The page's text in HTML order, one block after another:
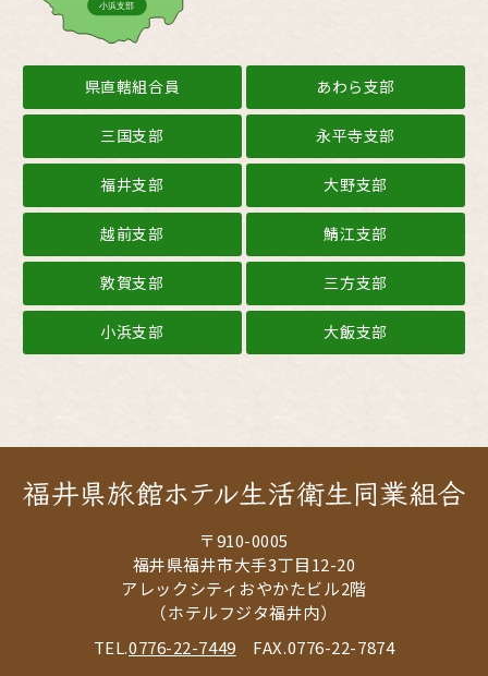
県直轄組合員 あわら支部
三国支部 永平寺支部
福井支部 大野支部
越前支部 鯖江支部
敦賀支部 三方支部
小浜支部 大飯支部
〒910-0005
福井県福井市大手3丁目12-20
アレックシティおやかたビル2階
（ホテルフジタ福井内）
TEL.0776-22-7449 FAX.0776-22-7874